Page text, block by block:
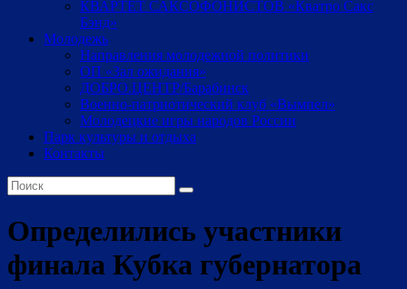
КВАРТЕТ САКСОФОНИСТОВ «Кватро Сакс
Бэнд»
Молодежь
Направления молодежной политики
ОП «Зал ожидания»
ДОБРО.ЦЕНТР/Барабинск
Военно-патриотический клуб «Вымпел»
Молодецкие игры народов России
Парк культуры и отдыха
Контакты
Определились участники
финала Кубка губернатора